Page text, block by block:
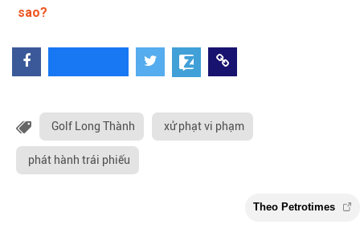
sao?
Golf Long Thành xử phạt vi phạm
phát hành trái phiếu